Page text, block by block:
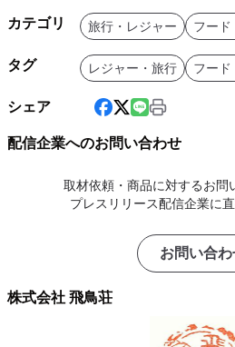
カテゴリ 旅行・レジャー フード
タグ レジャー・旅行 フード
シェア
配信企業へのお問い合わせ
取材依頼・商品に対するお問
プレスリリース配信企業に
お問い合わ
株式会社 飛鳥荘